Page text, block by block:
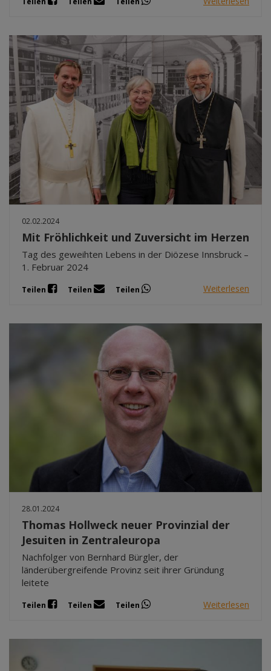
02.02.2024
Mit Fröhlichkeit und Zuversicht im Herzen
Tag des geweihten Lebens in der Diözese Innsbruck –
1. Februar 2024
Teilen Teilen Teilen Weiterlesen
28.01.2024
Thomas Hollweck neuer Provinzial der
Jesuiten in Zentraleuropa
Nachfolger von Bernhard Bürgler, der
länderübergreifende Provinz seit ihrer Gründung
leitete
Teilen Teilen Teilen Weiterlesen